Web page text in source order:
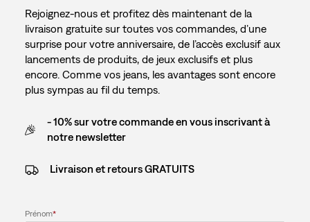
Rejoignez-nous et profitez dès maintenant de la
livraison gratuite sur toutes vos commandes, d’une
surprise pour votre anniversaire, de l’accès exclusif aux
lancements de produits, de jeux exclusifs et plus
encore. Comme vos jeans, les avantages sont encore
plus sympas au fil du temps.
- 10% sur votre commande en vous inscrivant à
notre newsletter
Livraison et retours GRATUITS
Prénom*